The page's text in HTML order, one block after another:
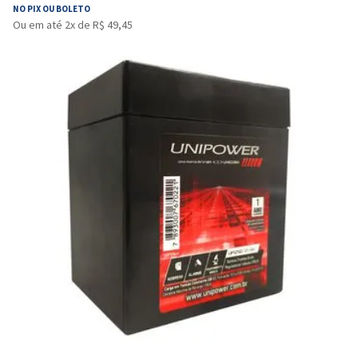
NO PIX OU BOLETO
Ou em até 2x de R$ 49,45